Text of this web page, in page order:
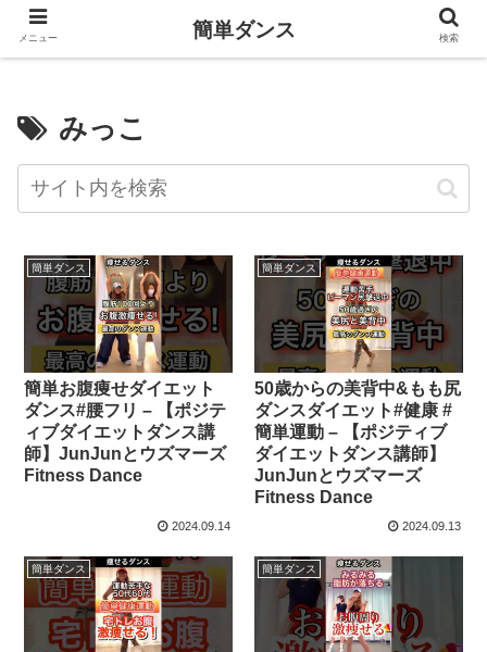
みっこ
簡単ダンス
簡単お腹痩せダイエット
ダンス#腰フリ – 【ポジテ
ィブダイエットダンス講
師】JunJunとウズマーズ
Fitness Dance
2024.09.14
簡単ダンス
50歳からの美背中&もも尻
ダンスダイエット#健康 #
簡単運動 – 【ポジティブ
ダイエットダンス講師】
JunJunとウズマーズ
Fitness Dance
2024.09.13
簡単ダンス 簡単ダンス
メニュー 簡単ダンス 検索